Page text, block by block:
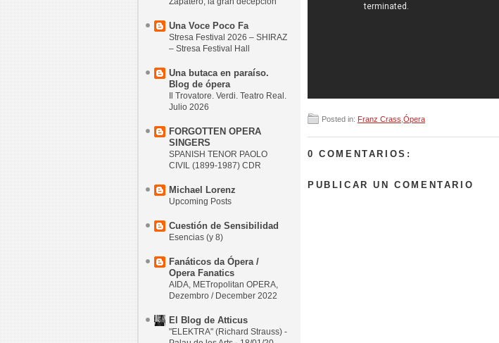
Una Voce Poco Fa
Stresa Festival 2026 – SHIRAZ
– Stresa Festival Hall
Una butaca en paraíso.
Blog de ópera
Il Trovatore. Verdi. Teatro Real.
Julio 2026
FORGOTTEN OPERA
SINGERS
SPANISH TENOR PAOLO
CIVIL (1899-1987) CDR
Michael Lorenz
Upcoming Posts
Cuestión de Sensibilidad
Esencias (y 8)
Fanáticos da Ópera /
Opera Fanatics
AIDA, METropolitan OPERA,
Dezembro / December 2022
El Blog de Atticus
"ELEKTRA" (Richard Strauss) -
Posted in: Franz Crass Ópera
0 COMENTARIOS:
PUBLICAR UN COMENTARIO